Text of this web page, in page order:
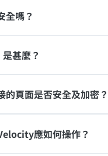
全嗎？
甚麼？
的頁面是否安全及加密？
應如何操作？